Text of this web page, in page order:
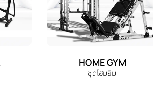
HOME GYM
ชุดโฮมยิม